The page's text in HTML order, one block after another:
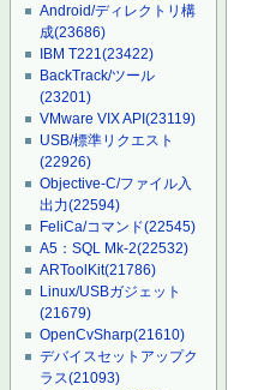
Android/ディレクトリ構
成(23686)
IBM T221(23422)
BackTrack/ツール
(23201)
VMware VIX API(23119)
USB/標準リクエスト
(22926)
Objective-C/ファイル入
出力(22594)
FeliCa/コマンド(22545)
A5：SQL Mk-2(22532)
ARToolKit(21786)
Linux/USBガジェット
(21679)
OpenCvSharp(21610)
デバイスセットアップク
ラス(21093)